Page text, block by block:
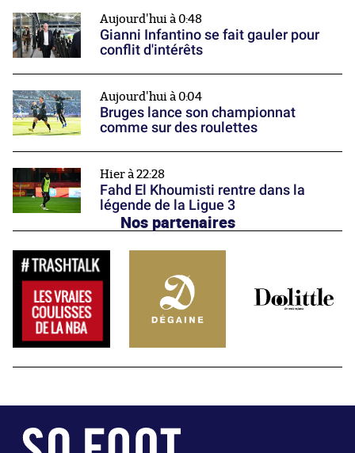
Aujourd'hui à 0:48
Gianni Infantino se fait gauler pour
conflit d'intérêts
Aujourd'hui à 0:04
Bruges lance son championnat
comme sur des roulettes
Hier à 22:28
Fahd El Khoumisti rentre dans la
légende de la Ligue 3
Nos partenaires